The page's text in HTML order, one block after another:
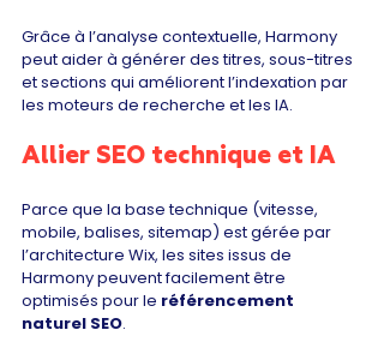
Grâce à l’analyse contextuelle, Harmony
peut aider à générer des titres, sous-titres
et sections qui améliorent l’indexation par
les moteurs de recherche et les IA.
Allier SEO technique et IA
Parce que la base technique (vitesse,
mobile, balises, sitemap) est gérée par
l’architecture Wix, les sites issus de
Harmony peuvent facilement être
optimisés pour le référencement
naturel SEO.